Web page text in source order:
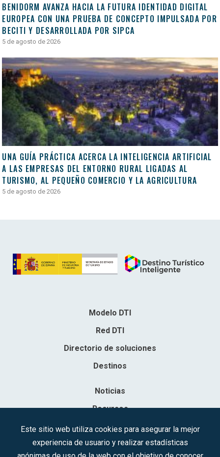
BENIDORM AVANZA HACIA LA FUTURA IDENTIDAD DIGITAL
EUROPEA CON UNA PRUEBA DE CONCEPTO IMPULSADA POR
BECITI Y DESARROLLADA POR SIPCA
5 de agosto de 2026
UNA GUÍA PRÁCTICA ACERCA LA INTELIGENCIA ARTIFICIAL
A LAS EMPRESAS DEL ENTORNO RURAL LIGADAS AL
TURISMO, AL PEQUEÑO COMERCIO Y LA AGRICULTURA
5 de agosto de 2026
Modelo DTI
Red DTI
Directorio de soluciones
Destinos
Noticias
Recursos
Contacto
Sociedad Mercantil Estatal para la Gestión de la Innovación y las
Este sitio web utiliza cookies para asegurar la mejor
experiencia de usuario y realizar estadísticas